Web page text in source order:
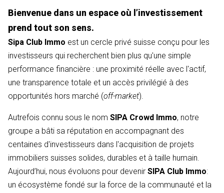
Bienvenue dans un espace où l’investissement
prend tout son sens.
Sipa Club Immo est un cercle privé suisse conçu pour les
investisseurs qui recherchent bien plus qu'une simple
performance financière : une proximité réelle avec l'actif,
une transparence totale et un accès privilégié à des
opportunités hors marché (off-market).
Autrefois connu sous le nom SIPA Crowd Immo, notre
groupe a bâti sa réputation en accompagnant des
centaines d'investisseurs dans l'acquisition de projets
immobiliers suisses solides, durables et à taille humain.
Aujourd’hui, nous évoluons pour devenir SIPA Club Immo:
un écosystème fondé sur la force de la communauté et la